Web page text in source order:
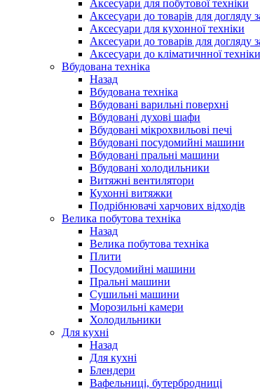
Аксесуари для побутової техніки
Аксесуари до товарів для догляду
Аксесуари для кухонної техніки
Аксесуари до товарів для догляду
Аксесуари до кліматичнної техніки
Вбудована техніка
Назад
Вбудована техніка
Вбудовані варильні поверхні
Вбудовані духові шафи
Вбудовані мікрохвильові печі
Вбудовані посудомийні машини
Вбудовані пральні машини
Вбудовані холодильники
Витяжні вентилятори
Кухонні витяжки
Подрібнювачі харчових відходів
Велика побутова техніка
Назад
Велика побутова техніка
Плити
Посудомийні машини
Пральні машини
Сушильні машини
Морозильні камери
Холодильники
Для кухні
Назад
Для кухні
Блендери
Вафельниці, бутербродниці